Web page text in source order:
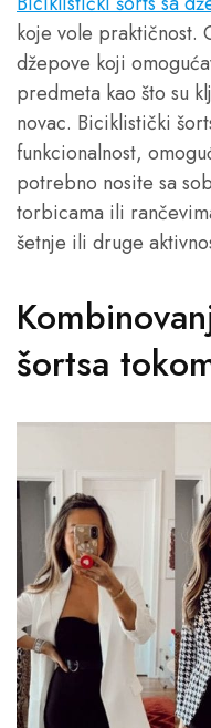
koje vole praktičnost.
džepove koji
predmeta kao što su
novac. Biciklistički
funkcionalnost,
potrebno nosite sa
torbicama ili
šetnje ili druge
šortsa